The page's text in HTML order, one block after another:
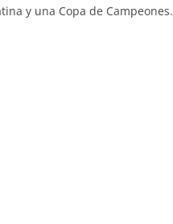
y una Copa de Campeones.